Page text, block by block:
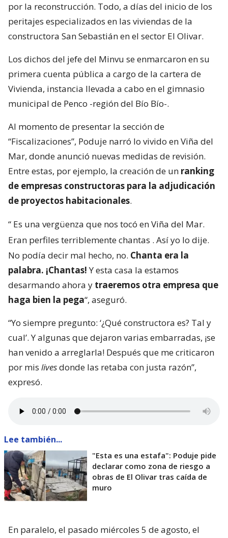
por la reconstrucción. Todo, a días del inicio de los
peritajes especializados en las viviendas de la
constructora San Sebastián en el sector El Olivar.
Los dichos del jefe del Minvu se enmarcaron en su
primera cuenta pública a cargo de la cartera de
Vivienda, instancia llevada a cabo en el gimnasio
municipal de Penco -región del Bío Bío-.
Al momento de presentar la sección de
“Fiscalizaciones”, Poduje narró lo vivido en Viña del
Mar, donde anunció nuevas medidas de revisión.
Entre estas, por ejemplo, la creación de un ranking
de empresas constructoras para la adjudicación
de proyectos habitacionales.
“ Es una vergüenza que nos tocó en Viña del Mar.
Eran perfiles terriblemente chantas . Así yo lo dije.
No podía decir mal hecho, no. Chanta era la
palabra. ¡Chantas!Y esta casa la estamos
desarmando ahora y traeremos otra empresa que
haga bien la pega“, aseguró.
“Yo siempre pregunto: ‘¿Qué constructora es? Tal y
cual’. Y algunas que dejaron varias embarradas, ¡se
han venido a arreglarla! Después que me criticaron
por mis livesdonde las retaba con justa razón”,
expresó.
Lee también...
"Esta es una estafa": Poduje pide
declarar como zona de riesgo a
obras de El Olivar tras caída de
muro
En paralelo, el pasado miércoles 5 de agosto, el